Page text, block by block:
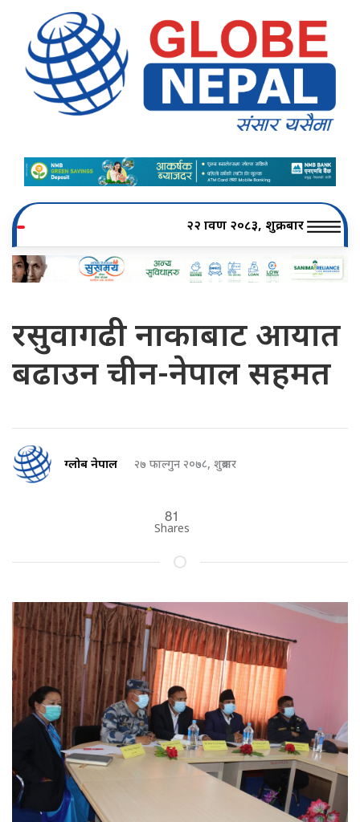
२२ श्रावण २०८३, शुक्रबार
रसुवागढी नाकाबाट आयात
बढाउन चीन-नेपाल सहमत
ग्लोब नेपाल २७ फाल्गुन २०७८, शुक्रबार
81
Shares